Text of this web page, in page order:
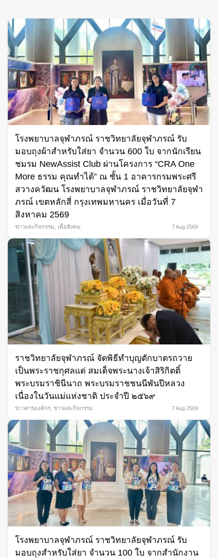
โรงพยาบาลจุฬาภรณ์ ราชวิทยาลัยจุฬาภรณ์ รับ
มอบถุงผ้าสำหรับใส่ยา จำนวน 600 ใบ จากนักเรียน
ชมรม NewAssist Club ผ่านโครงการ “CRA One
More ธรรม คุณทำได้” ณ ชั้น 1 อาคารกรมพระศรี
สวางควัฒน โรงพยาบาลจุฬาภรณ์ ราชวิทยาลัยจุฬา
ภรณ์ เขตหลักสี่ กรุงเทพมหานคร เมื่อวันที่ 7
สิงหาคม 2569
ข่าวและกิจกรรม เพื่อสังคม 7 Aug 2569
ราชวิทยาลัยจุฬาภรณ์ จัดพิธีทำบุญตักบาตรถวาย
เป็นพระราชกุศลแด่ สมเด็จพระนางเจ้าสิริกิตติ์
พระบรมราชินีนาถ พระบรมราชชนนีพันปีหลวง
เนื่องในวันแม่แห่งชาติ ประจำปี ๒๕๖๙
ข่าวสารองค์กร ข่าวและกิจกรรม 7 Aug 2569
โรงพยาบาลจุฬาภรณ์ ราชวิทยาลัยจุฬาภรณ์ รับ
มอบถุงสำหรับใส่ยา จำนวน 100 ใบ จากสำนักงาน